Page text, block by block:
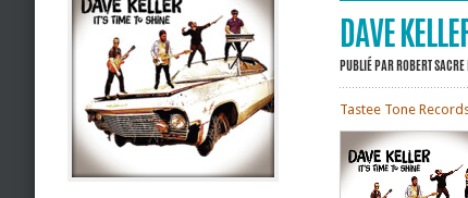
DAVE
PUBLIÉ PARROBERT SACRE
Tastee Tone